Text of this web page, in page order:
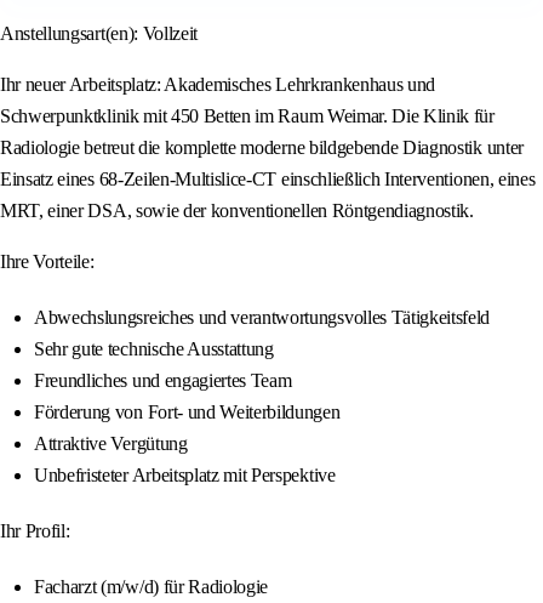
Anstellungsart(en): Vollzeit
Ihr neuer Arbeitsplatz: Akademisches Lehrkrankenhaus und
Schwerpunktklinik mit 450 Betten im Raum Weimar. Die Klinik für
Radiologie betreut die komplette moderne bildgebende Diagnostik unter
Einsatz eines 68-Zeilen-Multislice-CT einschließlich Interventionen, eines
MRT, einer DSA, sowie der konventionellen Röntgendiagnostik.
Ihre Vorteile:
Abwechslungsreiches und verantwortungsvolles Tätigkeitsfeld
Sehr gute technische Ausstattung
Freundliches und engagiertes Team
Förderung von Fort- und Weiterbildungen
Attraktive Vergütung
Unbefristeter Arbeitsplatz mit Perspektive
Ihr Profil:
Facharzt (m/w/d) für Radiologie